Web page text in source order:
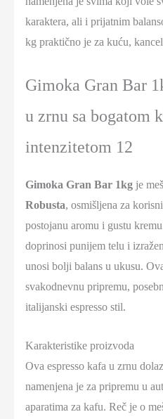
karaktera, ali i prijatnim
kg praktično je za kuću,
Gimoka Gran Bar
u zrnu sa bogatom
intenzitetom 12
Gimoka Gran Bar 1kg je
Robusta, osmišljena za
postojanu aromu i gustu
doprinosi punijem telu i
unosi bolji balans u ukusu.
svakodnevnu pripremu,
italijanski espresso stil.
Karakteristike proizvoda
Ova espresso kafa u zrnu
namenjena je za pripremu u
aparatima za kafu. Reč je o